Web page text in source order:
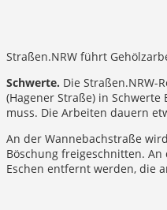
Straßen.NRW führt
Schwerte. Die Straßen.NRW-
(Hagener Straße) in
muss. Die Arbeiten dauern
An der Wannebachstraße
Böschung freigeschnitten.
Eschen entfernt werden, die